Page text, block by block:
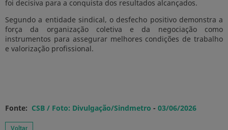
foi decisiva para a conquista dos resultados alcançados.
Segundo a entidade sindical, o desfecho positivo demonstra a
força da organização coletiva e da negociação como
instrumentos para assegurar melhores condições de trabalho
e valorização profissional.
Fonte: CSB / Foto: Divulgação/Sindmetro - 03/06/2026